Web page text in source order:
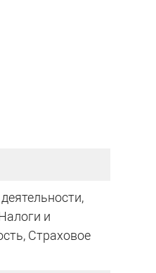
и
Страховое